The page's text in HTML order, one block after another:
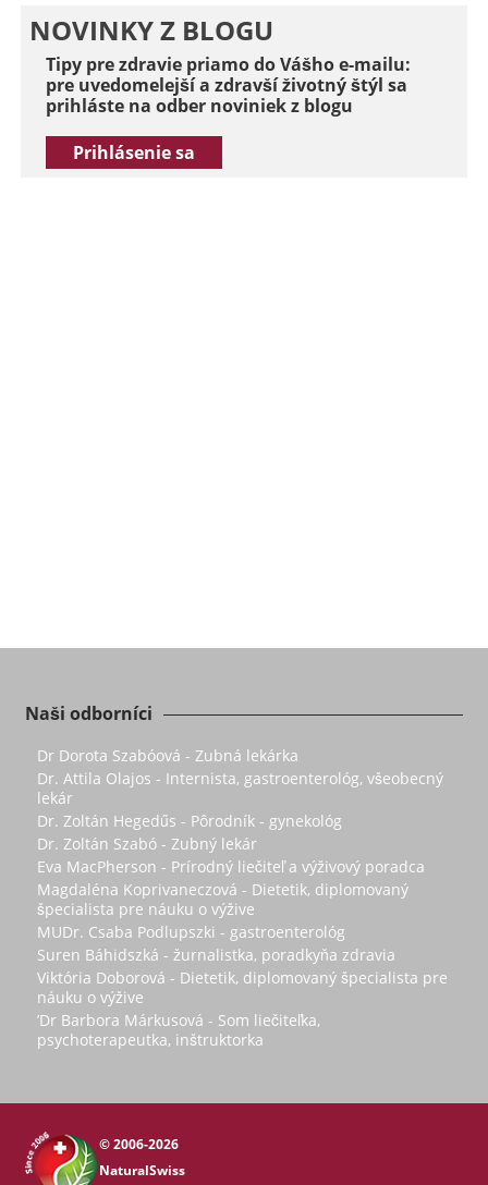
NOVINKY Z BLOGU
Tipy pre zdravie priamo do Vášho e-mailu:
pre uvedomelejší a zdravší životný štýl sa
prihláste na odber noviniek z blogu
Prihlásenie sa
Naši odborníci
Dr Dorota Szabóová - Zubná lekárka
Dr. Attila Olajos - Internista, gastroenterológ, všeobecný
lekár
Dr. Zoltán Hegedűs - Pôrodník - gynekológ
Dr. Zoltán Szabó - Zubný lekár
Eva MacPherson - Prírodný liečiteľ a výživový poradca
Magdaléna Koprivaneczová - Dietetik, diplomovaný
špecialista pre náuku o výžive
MUDr. Csaba Podlupszki - gastroenterológ
Suren Báhidszká - žurnalistka, poradkyňa zdravia
Viktória Doborová - Dietetik, diplomovaný špecialista pre
náuku o výžive
’Dr Barbora Márkusová - Som liečiteľka,
psychoterapeutka, inštruktorka
© 2006-2026
NaturalSwiss